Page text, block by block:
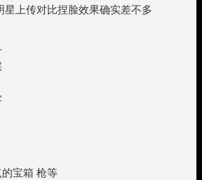
星上传对比捏脸效果确实差不多
宝箱 枪等